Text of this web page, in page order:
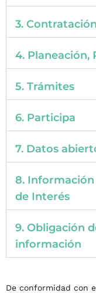
3. Contratación
4. Planeación,
5. Trámites
6. Participa
7. Datos
8. Información
de Interés
9. Obligación
información
De conformidad con